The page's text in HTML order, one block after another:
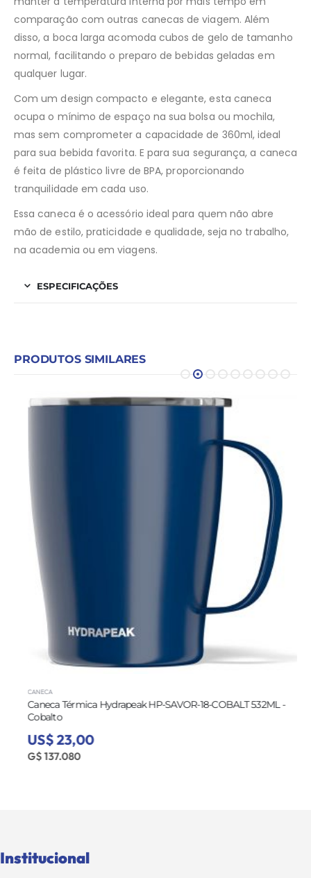
comparação com outras canecas de viagem. Além
disso, a boca larga acomoda cubos de gelo de tamanho
normal, facilitando o preparo de bebidas geladas em
qualquer lugar.
Com um design compacto e elegante, esta caneca
ocupa o mínimo de espaço na sua bolsa ou mochila,
mas sem comprometer a capacidade de 360ml, ideal
para sua bebida favorita. E para sua segurança, a caneca
é feita de plástico livre de BPA, proporcionando
tranquilidade em cada uso.
Essa caneca é o acessório ideal para quem não abre
mão de estilo, praticidade e qualidade, seja no trabalho,
na academia ou em viagens.
ESPECIFICAÇÕES
PRODUTOS SIMILARES
CANECA
Caneca Térmica Hydrapeak HP-SAVOR-18-COBALT 532ML -
Cobalto
US$ 23,00
G$ 137.080
Institucional